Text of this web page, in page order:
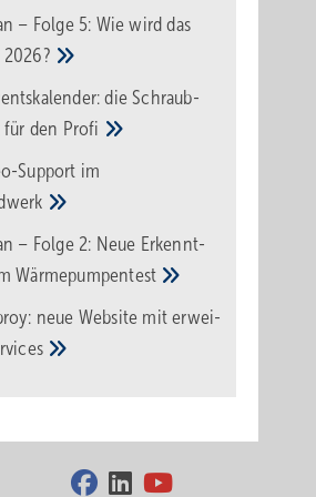
– Folge 5: Wie wird das
2026?
die Schraub­
den Pro­fi
Support im
– Folge 2: Neue Erkennt­
Wärme­pumpen­test
neue Web­site mit erwei­